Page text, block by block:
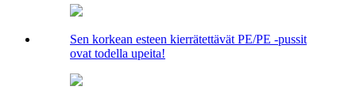
Sen korkean esteen kierrätettävät PE/PE -pussit
ovat todella upeita!